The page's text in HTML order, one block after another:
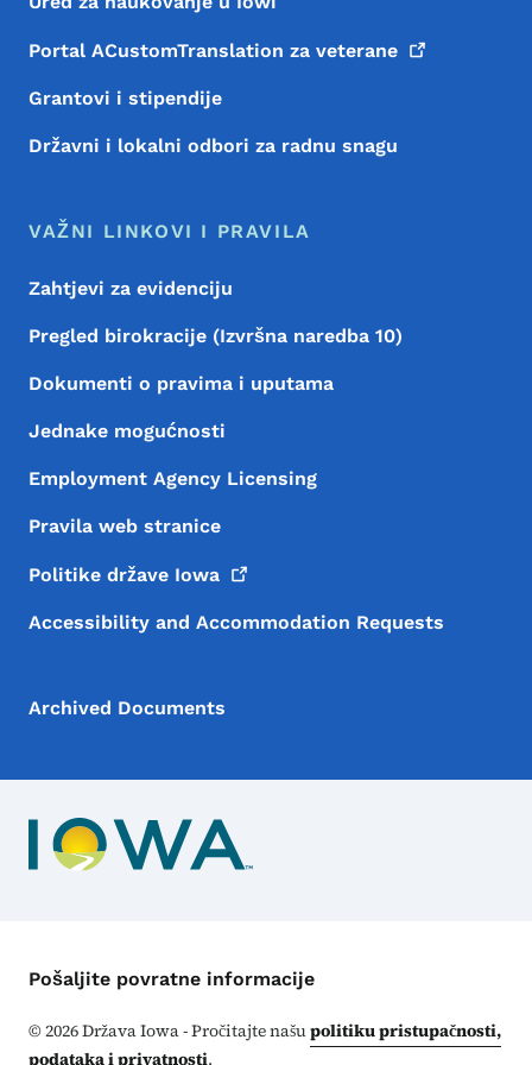
Portal ACustomTranslation za veterane
Grantovi i stipendije
Državni i lokalni odbori za radnu snagu
VAŽNI LINKOVI I PRAVILA
Zahtjevi za evidenciju
Pregled birokracije (Izvršna naredba 10)
Dokumenti o pravima i uputama
Jednake mogućnosti
Employment Agency Licensing
Pravila web stranice
Politike države Iowa
Accessibility and Accommodation Requests
Archived Documents
Kontakt meni
Pošaljite povratne informacije
©2026Država Iowa - Pročitajte našupolitiku pristupačnosti,
podataka i privatnosti.